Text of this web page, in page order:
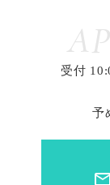
mail_outline
受付
予